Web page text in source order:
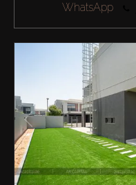
WhatsApp